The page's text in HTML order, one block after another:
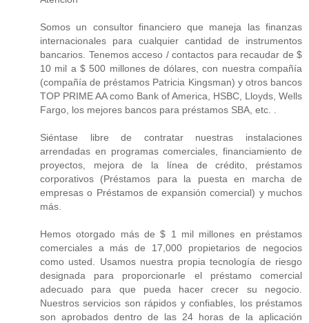
Somos un consultor financiero que maneja las finanzas
internacionales para cualquier cantidad de instrumentos
bancarios. Tenemos acceso / contactos para recaudar de $
10 mil a $ 500 millones de dólares, con nuestra compañía
(compañía de préstamos Patricia Kingsman) y otros bancos
TOP PRIME AA como Bank of America, HSBC, Lloyds, Wells
Fargo, los mejores bancos para préstamos SBA, etc. .
Siéntase libre de contratar nuestras instalaciones
arrendadas en programas comerciales, financiamiento de
proyectos, mejora de la línea de crédito, préstamos
corporativos (Préstamos para la puesta en marcha de
empresas o Préstamos de expansión comercial) y muchos
más.
Hemos otorgado más de $ 1 mil millones en préstamos
comerciales a más de 17,000 propietarios de negocios
como usted. Usamos nuestra propia tecnología de riesgo
designada para proporcionarle el préstamo comercial
adecuado para que pueda hacer crecer su negocio.
Nuestros servicios son rápidos y confiables, los préstamos
son aprobados dentro de las 24 horas de la aplicación